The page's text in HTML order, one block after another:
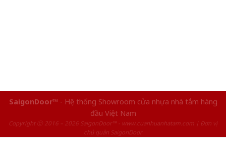
SaigonDoor™ - Hệ thống Showroom cửa nhựa nhà tắm hàng
đầu Việt Nam
Copyright ⓒ 2016 – 2026 SaigonDoor™ - www.cuanhuanhatam.com | Đơn vị
chủ quản SaigonDoor